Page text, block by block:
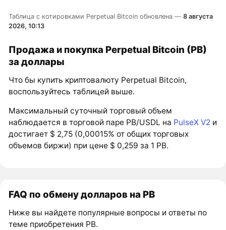
Таблица с котировками Perpetual Bitcoin обновлена —8 августа
2026, 10:13
Продажа и покупка Perpetual Bitcoin (PB)
за доллары
Что бы купить криптовалюту Perpetual Bitcoin,
воспользуйтесь таблицей выше.
Максимальный суточный торговый объем
наблюдается в торговой паре PB/USDL на PulseX V2 и
достигает $ 2,75 (0,00015% от общих торговых
объемов биржи) при цене $ 0,259 за 1 PB.
FAQ по обмену долларов на PB
Ниже вы найдете популярные вопросы и ответы по
теме приобретения PB.